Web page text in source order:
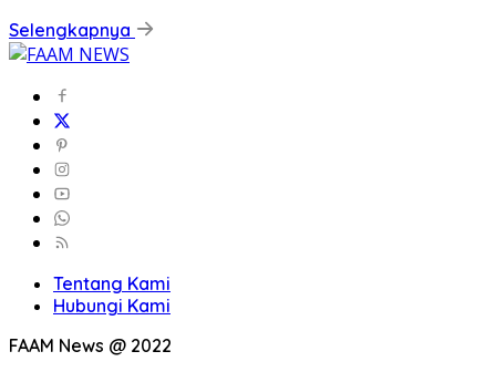
Selengkapnya
Tentang Kami
Hubungi Kami
FAAM News @ 2022